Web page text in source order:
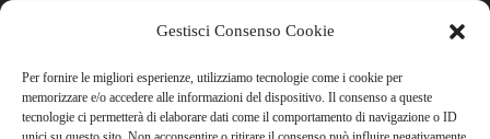
Gestisci Consenso Cookie
Per fornire le migliori esperienze, utilizziamo tecnologie come i cookie per
memorizzare e/o accedere alle informazioni del dispositivo. Il consenso a queste
tecnologie ci permetterà di elaborare dati come il comportamento di navigazione o ID
Cookie policy